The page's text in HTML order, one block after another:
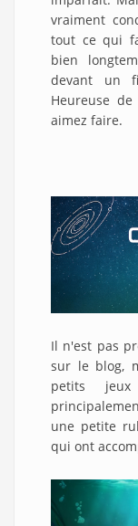
vraiment
tout ce qui
bien
devant un
Heureuse
aimez faire.
Il n'est pas
sur le blog,
petits jeux
une petite
qui ont